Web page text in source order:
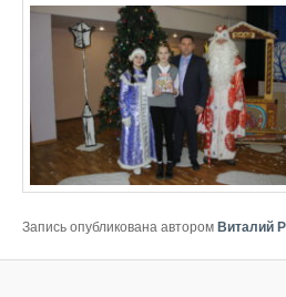
Запись опубликована авторомВиталий